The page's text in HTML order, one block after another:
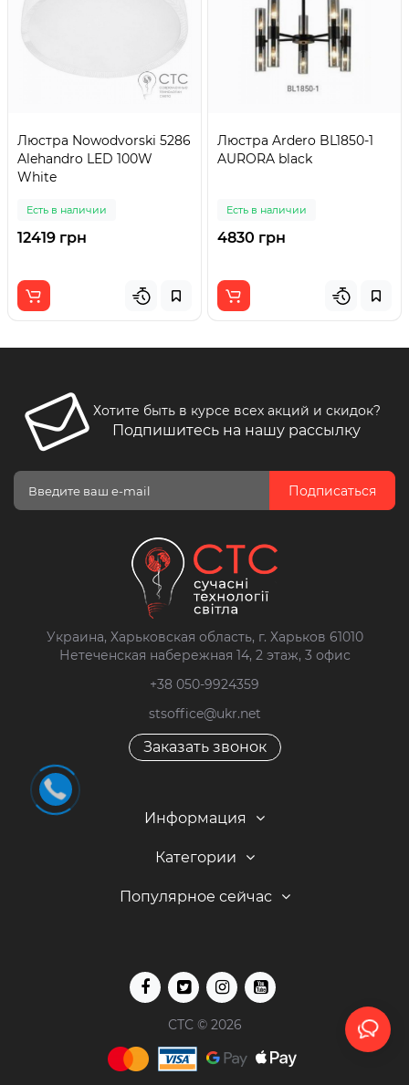
Люстра Nowodvorski 5286
Alehandro LED 100W
White
Есть в наличии
12419 грн
Люстра Ardero BL1850-1
AURORA black
Есть в наличии
4830 грн
Хотите быть в курсе всех акций и скидок?
Подпишитесь на нашу рассылку
Подписаться
Украина, Харьковская область, г. Харьков 61010
Нетеченская набережная 14, 2 этаж, 3 офис
+38 050-9924359
stsoffice@ukr.net
Заказать звонок
Информация
Категории
Популярное сейчас
СТС © 2026